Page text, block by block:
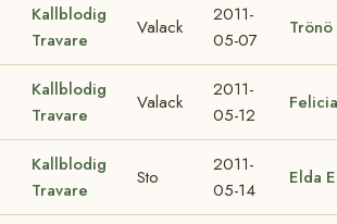
Kallblodig
Travare
Valack
2011-
05-07
Kallblodig
Travare
Valack
2011-
05-12
Kallblodig
Travare
Sto
2011-
05-14
Elda